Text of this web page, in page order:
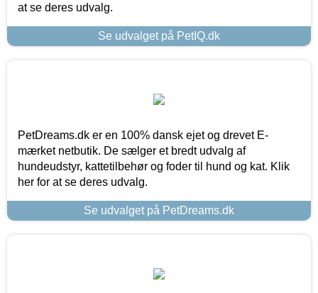
at se deres udvalg.
Se udvalget på PetIQ.dk
PetDreams.dk er en 100% dansk ejet og drevet E-
mærket netbutik. De sælger et bredt udvalg af
hundeudstyr, kattetilbehør og foder til hund og kat. Klik
her for at se deres udvalg.
Se udvalget på PetDreams.dk